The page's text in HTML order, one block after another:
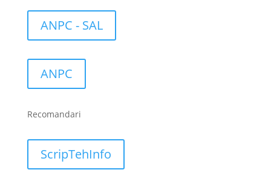
ANPC - SAL
ANPC
Recomandari
ScripTehInfo